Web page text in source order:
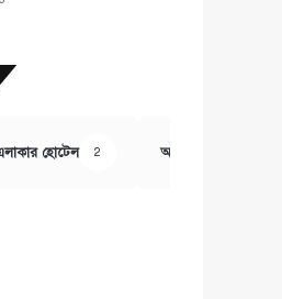
হোটেল 2 অর্থ ও বানিজ্য